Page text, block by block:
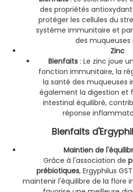
des propriétés
protéger les cellules du
système immunitaire et
des muqueuses
Zinc
Bienfaits: Le zinc joue
fonction immunitaire, la
la santé des muqueuses
également la digestion et
intestinal équilibré,
réponse
Bienfaits
Maintien de
Grâce à l'association de
prébiotiques, Ergyphilus
maintenir l'équilibre de la flore